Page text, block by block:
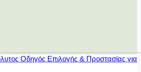
Οδηγός Επιλογής & Προστασίας για